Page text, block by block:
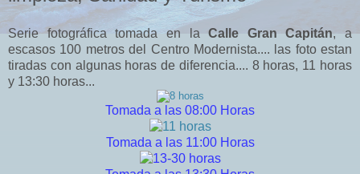
Serie fotográfica tomada en laCalle Gran Capitán, a
escasos 100 metros del Centro Modernista.... las foto estan
tiradas con algunas horas de diferencia.... 8 horas, 11 horas
y 13:30 horas...
Tomada a las 08:00 Horas
Tomada a las 11:00 Horas